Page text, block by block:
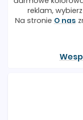
reklam,
Na stronie O nas